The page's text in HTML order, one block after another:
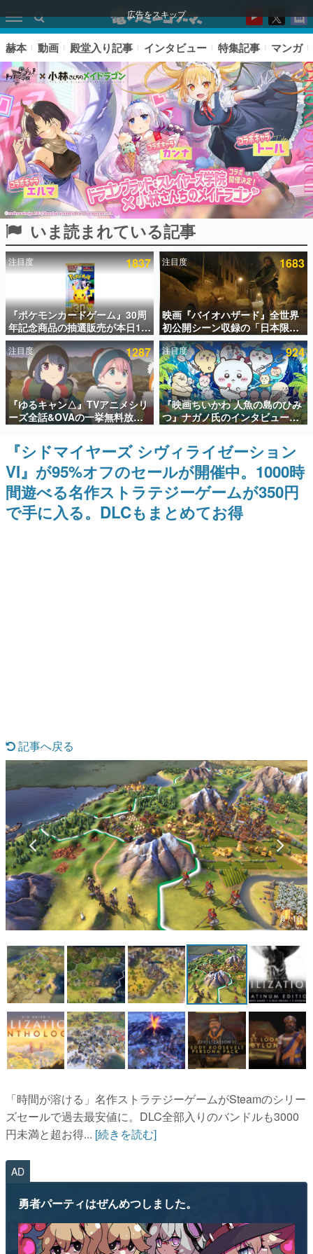
広告をスキップ
ピックアップ
電ファミのいま読まれている記事ランキング
アプリセール情報
インタビュー
連載・特集一覧
殿堂入り記事
SNS拡散数が数千以上！ ページビュー数万以上！ などな
ど。多くの人々に読まれた、電ファミ渾身の“殿堂入り”記
事をまとめました。
ゲームの企画書
名作ゲームクリエイターの方々に製作時のエピソードをお
聞きし、ヒットする企画（ゲーム）とは何か？を探ってい
きます。
赫本
この物語を解いてはいけない。『赫本』は、〈試験問題〉
なんでゲームは面白い？
ゲーム開発者・hamatsu氏がゲームの魅力を画面や操作の
具体的な形から解き明かしていく、硬派で骨太な評論連載
です。
ゲームが変えた日本語
「経験値」「裏技」「ラスボス」… ゲームにまつわる言葉
の起源や用法の変遷を、コンピューター文化史研究家・タ
イニーP氏が徹底調査。
カテゴリ
マンガ
女性向け
アプリレビュー
その他
運営：株式会社マレ
赫本 動画 殿堂入り記事 インタビュー 特集記事 マンガ
いま読まれている記事
注目度 1837
『ポケモンカードゲーム』30周
年記念商品の抽選販売が本日12
時より開始。拡張パック「30th
CELEBRATION」のボックス
に、「プレミアムデッキセット
エーフィ・ブラッキー」
「FUTURISTIC BOX」の計3商
品
注目度 1683
映画『バイオハザード』全世界
初公開シーン収録の「日本限
定」予告映像が解禁。バイオの
日（8月10日）にあわせて、
「ラクーンシティ総合病院」へ
行く配達人の姿が披露
注目度 1287
『ゆるキャン△』TVアニメシリ
ーズ全話&OVAの一挙無料放送
がABEMAで開催決定。8月11日
「山の日」の午前0時から実施
注目度 924
『映画ちいかわ 人魚の島のひみ
つ』ナガノ氏のインタビューが
解禁。もしまた映画をやれるな
ら「島二郎とオデが取っ組み合
いの喧嘩をする話」にしたいと
回答
『シドマイヤーズ シヴィライゼーション
VI』が95%オフのセールが開催中。1000時
間遊べる名作ストラテジーゲームが350円
で手に入る。DLCもまとめてお得
記事へ戻る
4 / 10
「時間が溶ける」名作ストラテジーゲームがSteamのシリー
ズセールで過去最安値に。DLC全部入りのバンドルも3000
円未満と超お得... [続きを読む]
AD
勇者パーティはぜんめつしました。